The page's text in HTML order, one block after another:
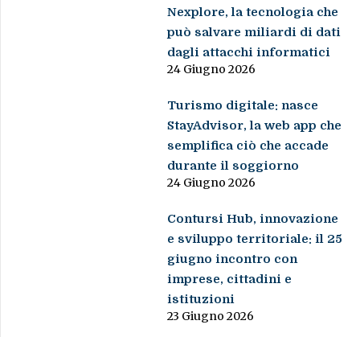
Nexplore, la tecnologia che
può salvare miliardi di dati
dagli attacchi informatici
24 Giugno 2026
Turismo digitale: nasce
StayAdvisor, la web app che
semplifica ciò che accade
durante il soggiorno
24 Giugno 2026
Contursi Hub, innovazione
e sviluppo territoriale: il 25
giugno incontro con
imprese, cittadini e
istituzioni
23 Giugno 2026